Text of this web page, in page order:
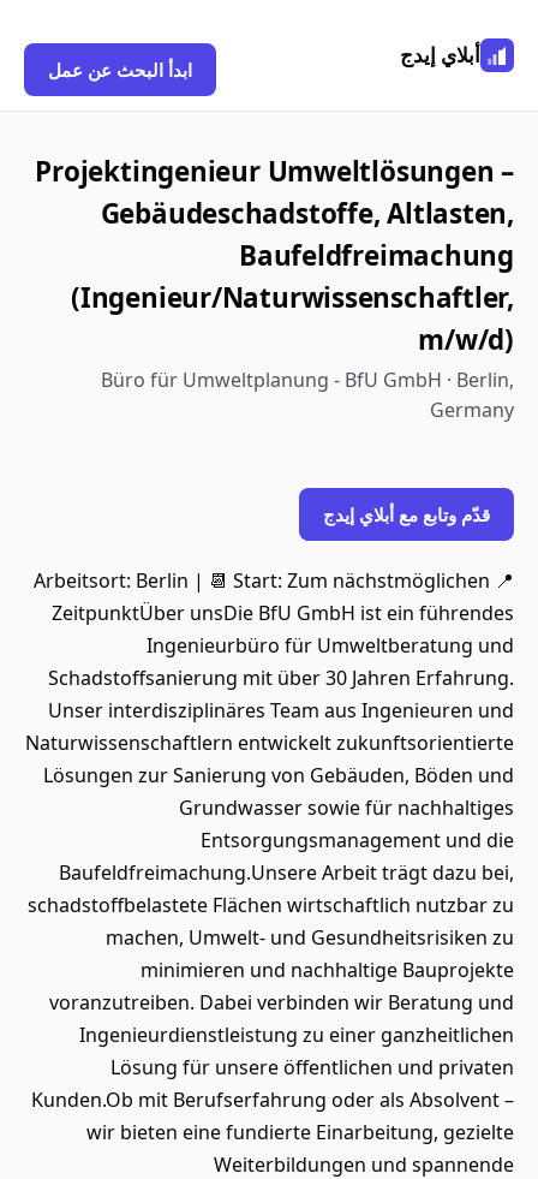
أبلاي إيدج
ابدأ البحث عن عمل
Projektingenieur Umweltlösungen –
Gebäudeschadstoffe, Altlasten,
Baufeldfreimachung
(Ingenieur/Naturwissenschaftler,
m/w/d)
Büro für Umweltplanung - BfU GmbH · Berlin,
Germany
قدّم وتابع مع أبلاي إيدج
📍 Arbeitsort: Berlin | 📆 Start: Zum nächstmöglichen
ZeitpunktÜber unsDie BfU GmbH ist ein führendes
Ingenieurbüro für Umweltberatung und
Schadstoffsanierung mit über 30 Jahren Erfahrung.
Unser interdisziplinäres Team aus Ingenieuren und
Naturwissenschaftlern entwickelt zukunftsorientierte
Lösungen zur Sanierung von Gebäuden, Böden und
Grundwasser sowie für nachhaltiges
Entsorgungsmanagement und die
Baufeldfreimachung.Unsere Arbeit trägt dazu bei,
schadstoffbelastete Flächen wirtschaftlich nutzbar zu
machen, Umwelt- und Gesundheitsrisiken zu
minimieren und nachhaltige Bauprojekte
voranzutreiben. Dabei verbinden wir Beratung und
Ingenieurdienstleistung zu einer ganzheitlichen
Lösung für unsere öffentlichen und privaten
Kunden.Ob mit Berufserfahrung oder als Absolvent –
wir bieten eine fundierte Einarbeitung, gezielte
Weiterbildungen und spannende